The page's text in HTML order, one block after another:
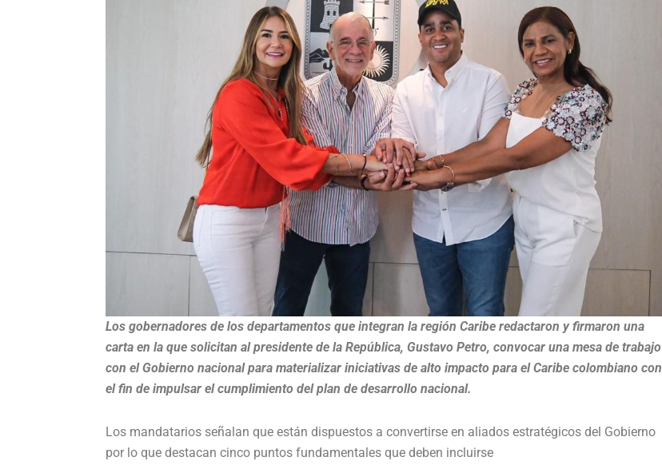
Los gobernadores de los departamentos que integran la región Caribe redactaron y firmaron una
carta en la que solicitan al presidente de la República, Gustavo Petro, convocar una mesa de trabajo
con el Gobierno nacional para materializar iniciativas de alto impacto para el Caribe colombiano con
el fin de impulsar el cumplimiento del plan de desarrollo nacional.
Los mandatarios señalan que están dispuestos a convertirse en aliados estratégicos del Gobierno
por lo que destacan cinco puntos fundamentales que deben incluirse